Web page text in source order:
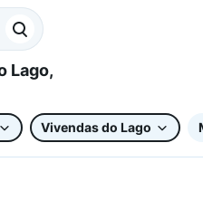
Vivendas do Lago